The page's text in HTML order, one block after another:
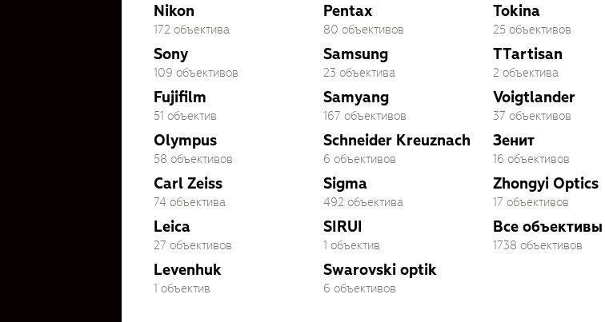
Nikon
172 объектива
Sony
109 объективов
Fujifilm
51 объектив
Olympus
58 объективов
Carl Zeiss
74 объектива
Leica
27 объективов
Levenhuk
1 объектив
Pentax
80 объективов
Samsung
23 объектива
Samyang
167 объективов
Schneider Kreuznach
6 объективов
Sigma
492 объектива
SIRUI
1 объектив
Swarovski optik
6 объективов
Tokina
25 объективов
TTartisan
2 объектива
Voigtlander
37 объективов
Зенит
16 объективов
Zhongyi Optics
17 объективов
Все объективы
1738 объективов